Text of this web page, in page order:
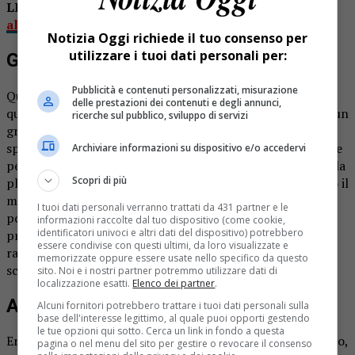
LEGGI ANCHE:Rovasenda: il biodistretto del riso si
allea con la rete semi rurale
Gli attrezzi del mestiere
Quest’ultimo ha portato con sé tanti oggetti che usa
quotidianamente nel suo lavoro, da mostrare ai bambini: un
grande cartellone che illustrava la gerarchia della loro
specie, una teca didattica, l’abbigliamento di un apicoltore
per bambino, alcuni vasetti di miele. Ha parlato alla piccola
platea attenta spiegando come e perché le api producono il
miele, come si cibano, come vivono.. Il signor Ruggero ha
poi svelato una meravigliosa teca didattica,
precedentemente coperta da un telaio di legno,
rappresentante una piccola arnia, e dove si potevano
scorgere, dietro il vetro di protezione, le api.
Api al lavoro
Era tutto un brulicare di api operaie, sempre in movimento,
Notizia Oggi richiede il tuo consenso per
utilizzare i tuoi dati personali per:
Pubblicità e contenuti personalizzati, misurazione
delle prestazioni dei contenuti e degli annunci,
ricerche sul pubblico, sviluppo di servizi
Archiviare informazioni su dispositivo e/o accedervi
Scopri di più
I tuoi dati personali verranno trattati da 431 partner e le
informazioni raccolte dal tuo dispositivo (come cookie,
identificatori univoci e altri dati del dispositivo) potrebbero
essere condivise con questi ultimi, da loro visualizzate e
memorizzate oppure essere usate nello specifico da questo
sito. Noi e i nostri partner potremmo utilizzare dati di
localizzazione esatti. Elenco dei partner.
Alcuni fornitori potrebbero trattare i tuoi dati personali sulla
base dell'interesse legittimo, al quale puoi opporti gestendo
le tue opzioni qui sotto. Cerca un link in fondo a questa
pagina o nel menu del sito per gestire o revocare il consenso